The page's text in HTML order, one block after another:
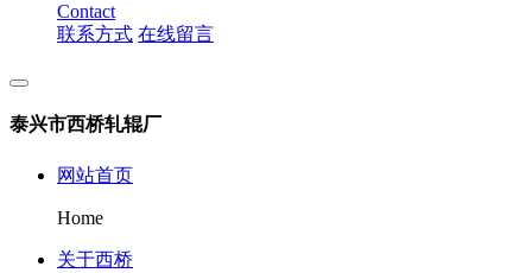
Contact
联系方式 在线留言
泰兴市西桥轧辊厂
网站首页
Home
关于西桥